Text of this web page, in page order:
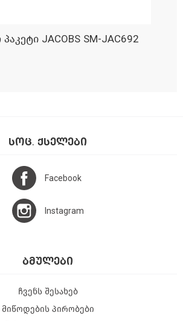
ᲓᲐᲛᲐᲢᲔᲑᲐ
JACOBS SM-JAC692
ᲡᲝᲪ. ᲥᲡᲔᲚᲔᲑᲘ
Facebook
Instagram
ᲑᲛᲣᲚᲔᲑᲘ
ჩვენს შესახებ
მიწოდების პირობები